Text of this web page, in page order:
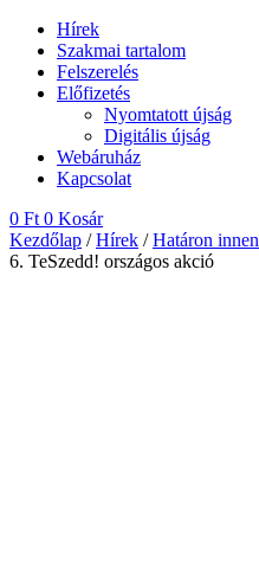
Hírek
Szakmai tartalom
Felszerelés
Előfizetés
Nyomtatott újság
Digitális újság
Webáruház
Kapcsolat
0 Ft 0 Kosár
Kezdőlap /Hírek /Határon innen
6. TeSzedd! országos akció